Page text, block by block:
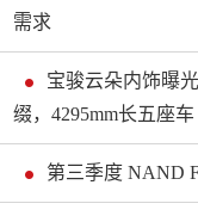
需求
宝骏云朵内饰曝
缀，4295mm长五座车
第三季度 NAND